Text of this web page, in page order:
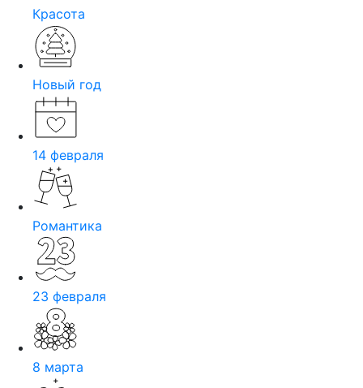
Красота
Новый год
14 февраля
Романтика
23 февраля
8 марта